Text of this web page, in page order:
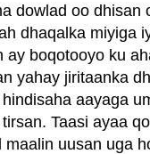
dowlad oo dhisan
dhaqalka miyiga
ay boqotooyo ku
yahay jiritaanka
aayaga
Taasi ayaa
uusan uga